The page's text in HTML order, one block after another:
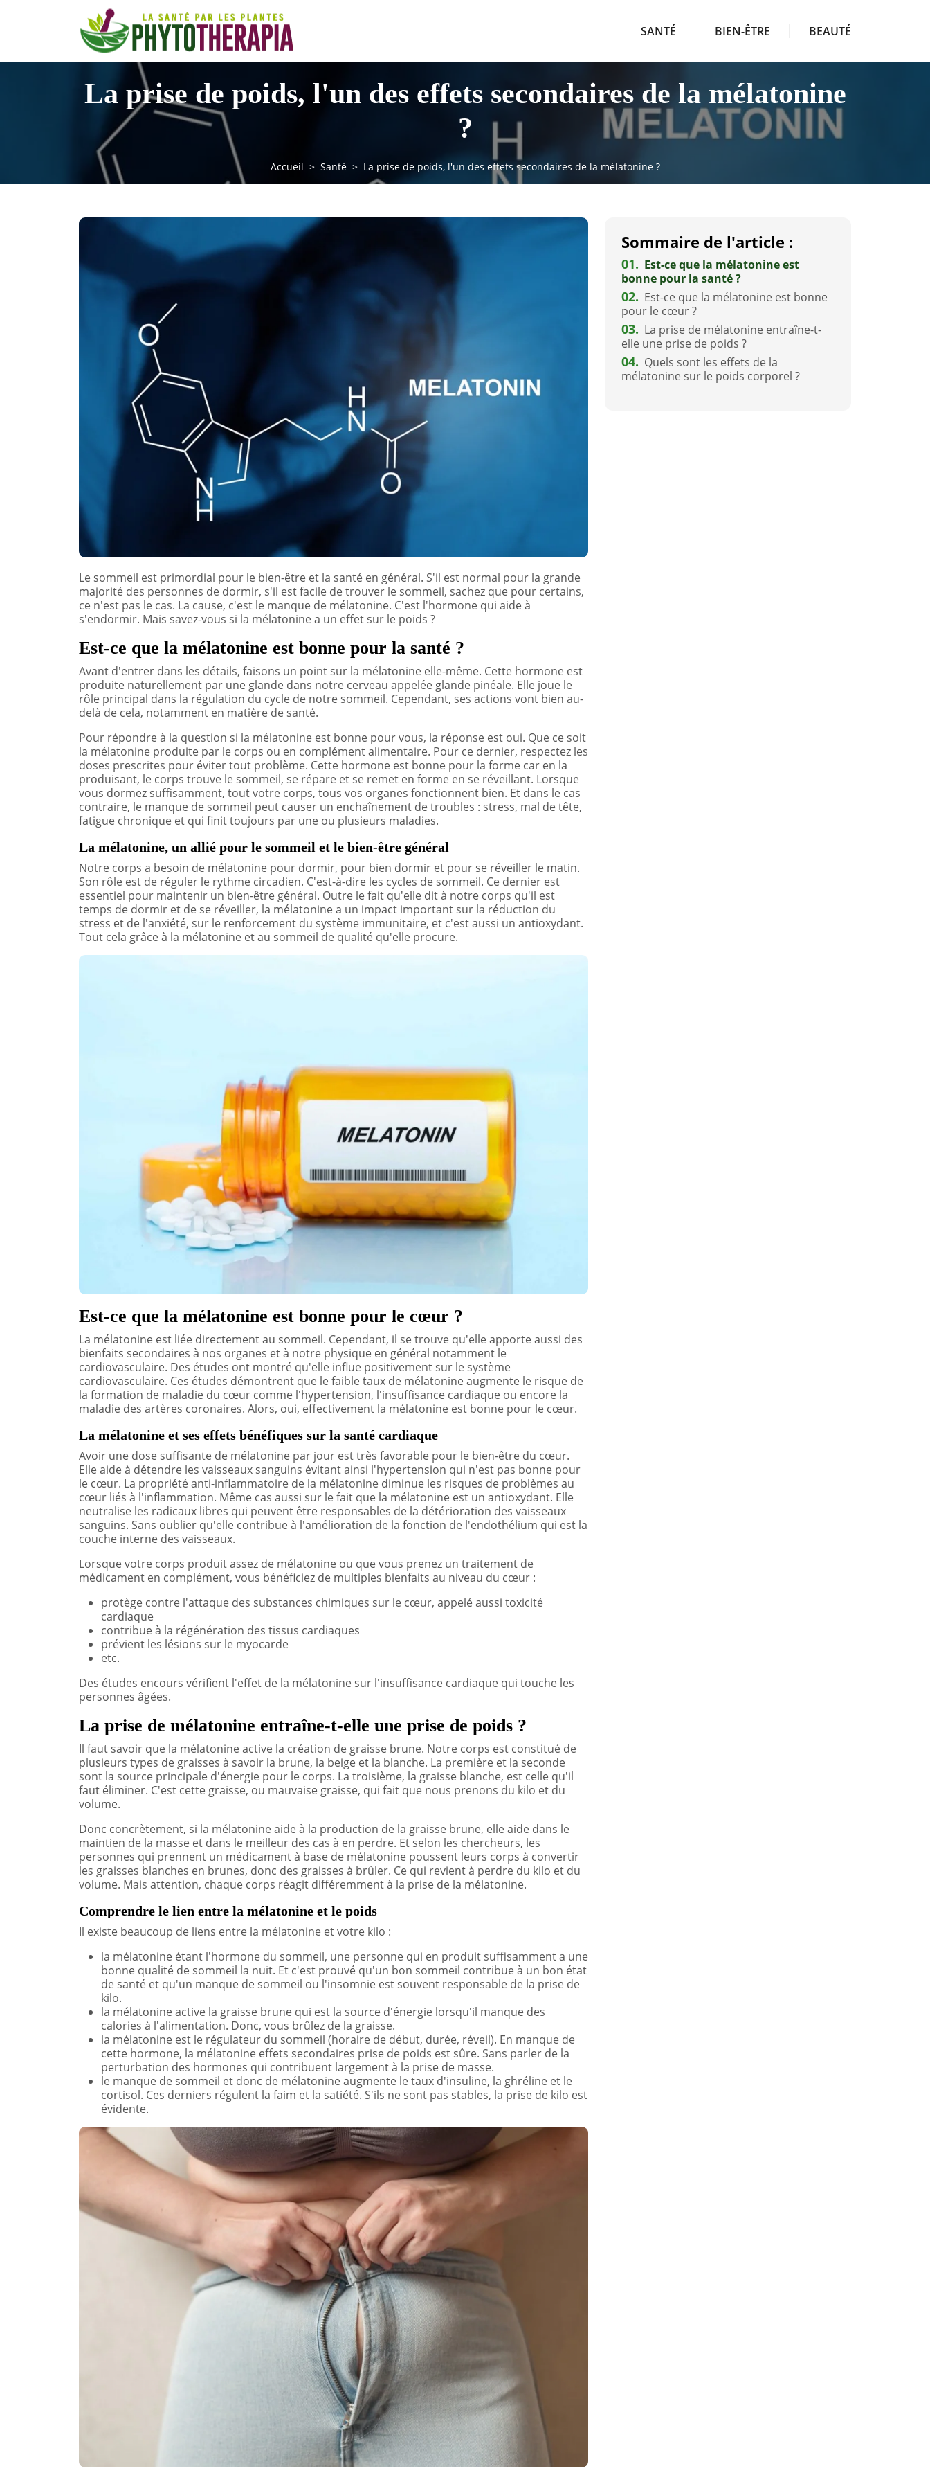
SANTÉ BIEN-ÊTRE BEAUTÉ
La prise de poids, l'un des effets secondaires de la mélatonine
?
Accueil Santé La prise de poids, l'un des effets secondaires de la mélatonine ?
Le sommeil est primordial pour le bien-être et la santé en général. S'il est normal pour la grande
majorité des personnes de dormir, s'il est facile de trouver le sommeil, sachez que pour certains,
ce n'est pas le cas. La cause, c'est le manque de mélatonine. C'est l'hormone qui aide à
s'endormir. Mais savez-vous si la mélatonine a un effet sur le poids ?
Est-ce que la mélatonine est bonne pour la santé ?
Avant d'entrer dans les détails, faisons un point sur la mélatonine elle-même. Cette hormone est
produite naturellement par une glande dans notre cerveau appelée glande pinéale. Elle joue le
rôle principal dans la régulation du cycle de notre sommeil. Cependant, ses actions vont bien au-
delà de cela, notamment en matière de santé.
Pour répondre à la question si la mélatonine est bonne pour vous, la réponse est oui. Que ce soit
la mélatonine produite par le corps ou en complément alimentaire. Pour ce dernier, respectez les
doses prescrites pour éviter tout problème. Cette hormone est bonne pour la forme car en la
produisant, le corps trouve le sommeil, se répare et se remet en forme en se réveillant. Lorsque
vous dormez suffisamment, tout votre corps, tous vos organes fonctionnent bien. Et dans le cas
contraire, le manque de sommeil peut causer un enchaînement de troubles : stress, mal de tête,
fatigue chronique et qui finit toujours par une ou plusieurs maladies.
La mélatonine, un allié pour le sommeil et le bien-être général
Notre corps a besoin de mélatonine pour dormir, pour bien dormir et pour se réveiller le matin.
Son rôle est de réguler le rythme circadien. C'est-à-dire les cycles de sommeil. Ce dernier est
essentiel pour maintenir un bien-être général. Outre le fait qu'elle dit à notre corps qu'il est
temps de dormir et de se réveiller, la mélatonine a un impact important sur la réduction du
stress et de l'anxiété, sur le renforcement du système immunitaire, et c'est aussi un antioxydant.
Tout cela grâce à la mélatonine et au sommeil de qualité qu'elle procure.
Est-ce que la mélatonine est bonne pour le cœur ?
La mélatonine est liée directement au sommeil. Cependant, il se trouve qu'elle apporte aussi des
bienfaits secondaires à nos organes et à notre physique en général notamment le
cardiovasculaire. Des études ont montré qu'elle influe positivement sur le système
cardiovasculaire. Ces études démontrent que le faible taux de mélatonine augmente le risque de
la formation de maladie du cœur comme l'hypertension, l'insuffisance cardiaque ou encore la
maladie des artères coronaires. Alors, oui, effectivement la mélatonine est bonne pour le cœur.
La mélatonine et ses effets bénéfiques sur la santé cardiaque
Avoir une dose suffisante de mélatonine par jour est très favorable pour le bien-être du cœur.
Elle aide à détendre les vaisseaux sanguins évitant ainsi l'hypertension qui n'est pas bonne pour
le cœur. La propriété anti-inflammatoire de la mélatonine diminue les risques de problèmes au
cœur liés à l'inflammation. Même cas aussi sur le fait que la mélatonine est un antioxydant. Elle
neutralise les radicaux libres qui peuvent être responsables de la détérioration des vaisseaux
sanguins. Sans oublier qu'elle contribue à l'amélioration de la fonction de l'endothélium qui est la
couche interne des vaisseaux.
Lorsque votre corps produit assez de mélatonine ou que vous prenez un traitement de
médicament en complément, vous bénéficiez de multiples bienfaits au niveau du cœur :
protège contre l'attaque des substances chimiques sur le cœur, appelé aussi toxicité
cardiaque
contribue à la régénération des tissus cardiaques
prévient les lésions sur le myocarde
etc.
Des études encours vérifient l'effet de la mélatonine sur l'insuffisance cardiaque qui touche les
personnes âgées.
La prise de mélatonine entraîne-t-elle une prise de poids ?
Il faut savoir que la mélatonine active la création de graisse brune. Notre corps est constitué de
plusieurs types de graisses à savoir la brune, la beige et la blanche. La première et la seconde
sont la source principale d'énergie pour le corps. La troisième, la graisse blanche, est celle qu'il
faut éliminer. C'est cette graisse, ou mauvaise graisse, qui fait que nous prenons du kilo et du
volume.
Donc concrètement, si la mélatonine aide à la production de la graisse brune, elle aide dans le
maintien de la masse et dans le meilleur des cas à en perdre. Et selon les chercheurs, les
personnes qui prennent un médicament à base de mélatonine poussent leurs corps à convertir
les graisses blanches en brunes, donc des graisses à brûler. Ce qui revient à perdre du kilo et du
volume. Mais attention, chaque corps réagit différemment à la prise de la mélatonine.
Comprendre le lien entre la mélatonine et le poids
Il existe beaucoup de liens entre la mélatonine et votre kilo :
la mélatonine étant l'hormone du sommeil, une personne qui en produit suffisamment a une
bonne qualité de sommeil la nuit. Et c'est prouvé qu'un bon sommeil contribue à un bon état
de santé et qu'un manque de sommeil ou l'insomnie est souvent responsable de la prise de
kilo.
la mélatonine active la graisse brune qui est la source d'énergie lorsqu'il manque des
calories à l'alimentation. Donc, vous brûlez de la graisse.
la mélatonine est le régulateur du sommeil (horaire de début, durée, réveil). En manque de
cette hormone, la mélatonine effets secondaires prise de poids est sûre. Sans parler de la
perturbation des hormones qui contribuent largement à la prise de masse.
le manque de sommeil et donc de mélatonine augmente le taux d'insuline, la ghréline et le
cortisol. Ces derniers régulent la faim et la satiété. S'ils ne sont pas stables, la prise de kilo est
évidente.
Sommaire de l'article :
01. Est-ce que la mélatonine est
bonne pour la santé ?
02. Est-ce que la mélatonine est bonne
pour le cœur ?
03. La prise de mélatonine entraîne-t-
elle une prise de poids ?
04. Quels sont les effets de la
mélatonine sur le poids corporel ?